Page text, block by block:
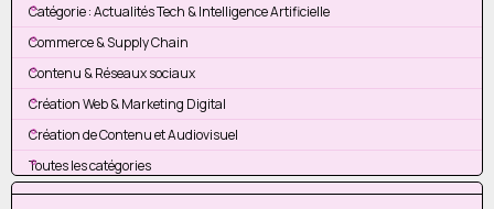
Catégorie : Actualités Tech & Intelligence Artificielle
Commerce & Supply Chain
Contenu & Réseaux sociaux
Création Web & Marketing Digital
Création de Contenu et Audiovisuel
Toutes les catégories
Sauter le bloc